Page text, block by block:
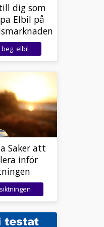
dig som
Elbil på
elbil
Saker att
inför